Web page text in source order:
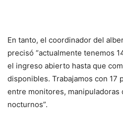
En tanto, el coordinador del
precisó “actualmente tenemos
el ingreso abierto hasta que
disponibles. Trabajamos con 17
entre monitores, manipuladoras
nocturnos”.